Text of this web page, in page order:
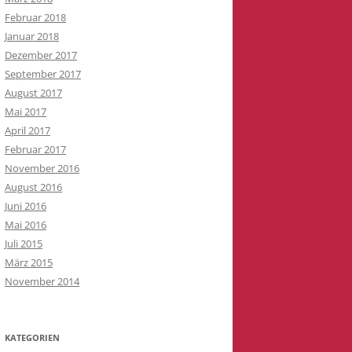
Februar 2018
Januar 2018
Dezember 2017
September 2017
August 2017
Mai 2017
April 2017
Februar 2017
November 2016
August 2016
Juni 2016
Mai 2016
Juli 2015
März 2015
November 2014
KATEGORIEN